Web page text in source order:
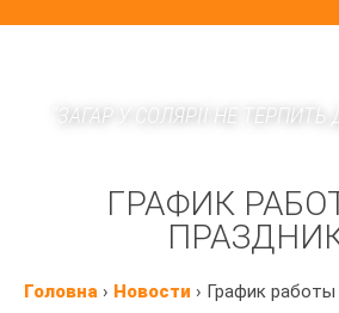
"ЗАГАР У СОЛЯРІЇ НЕ
ГРАФИК
Головна › Новости › График работы